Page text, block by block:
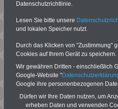
Meldung
für
Beamten
Datenschutzrichtlinie.
Lesen Sie bitte unsere
und lokalen Speicher nutzt.
Durch das Klicken von "Zustimmung"
Cookies auf Ihrem Gerät zu speichern.
Wir gewähren Dritten - einschließlich
Google-Website "
Google ihre personenbezogenen
Dürfen wir Ihre Daten nutzen, um
erheben Daten und verwenden